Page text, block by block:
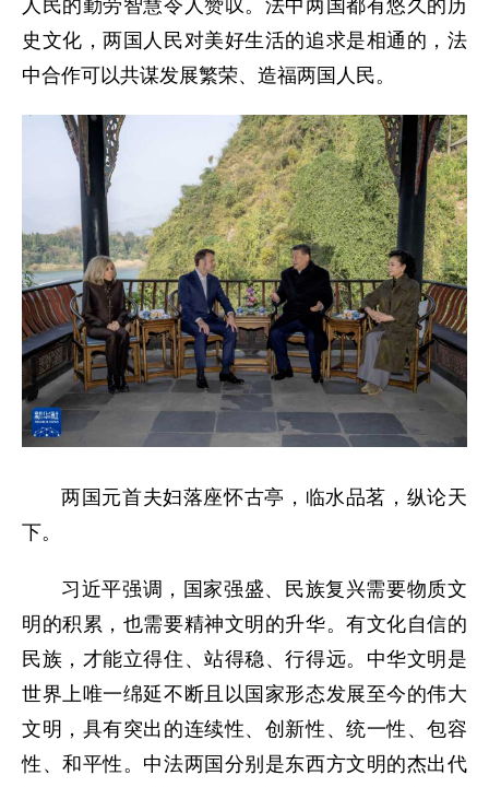
人民的勤劳智慧令人赞叹。法中两国都有悠久的历
史文化，两国人民对美好生活的追求是相通的，法
中合作可以共谋发展繁荣、造福两国人民。
两国元首夫妇落座怀古亭，临水品茗，纵论天
下。
习近平强调，国家强盛、民族复兴需要物质文
明的积累，也需要精神文明的升华。有文化自信的
民族，才能立得住、站得稳、行得远。中华文明是
世界上唯一绵延不断且以国家形态发展至今的伟大
文明，具有突出的连续性、创新性、统一性、包容
性、和平性。中法两国分别是东西方文明的杰出代